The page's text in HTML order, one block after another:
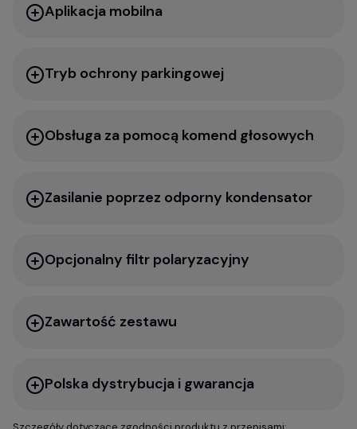
Aplikacja mobilna
Tryb ochrony parkingowej
Obsługa za pomocą komend głosowych
Zasilanie poprzez odporny kondensator
Opcjonalny filtr polaryzacyjny
Zawartość zestawu
Polska dystrybucja i gwarancja